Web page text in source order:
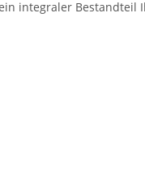
integraler Bestandteil